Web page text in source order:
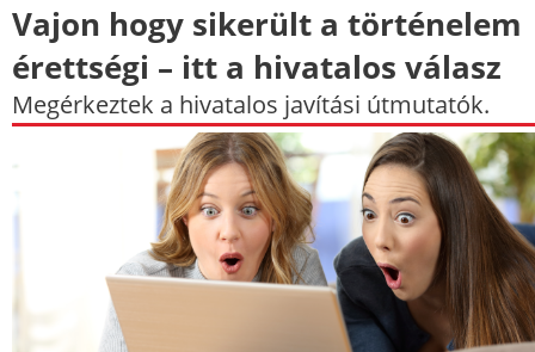
Vajon hogy sikerült a történelem
érettségi – itt a hivatalos válasz
Megérkeztek a hivatalos javítási útmutatók.